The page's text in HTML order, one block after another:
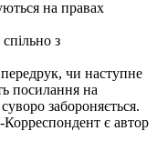
на правах
з
чи наступне
посилання на
забороняється.
Корреспондент є автор